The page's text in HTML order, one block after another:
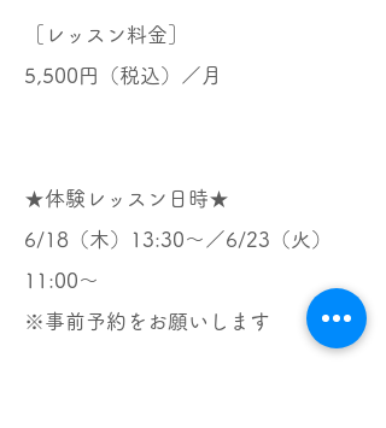
［レッスン料金］
5,500円（税込）／月
★体験レッスン日時★
6/18（木）13:30～／6/23（火）
11:00～
※事前予約をお願いします